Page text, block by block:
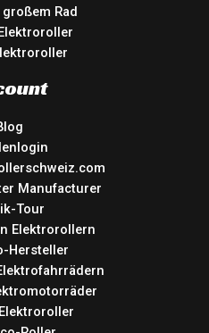
Rad
Manufacturer
Tour
Elektrorollern
Hersteller